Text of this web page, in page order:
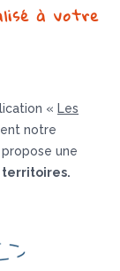
à votre
« Les
notre
une
territoires.